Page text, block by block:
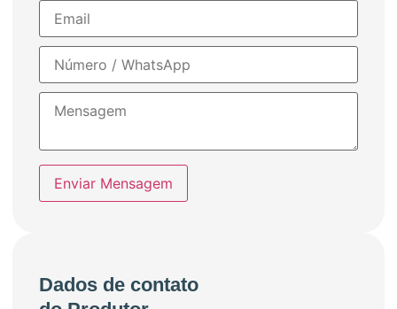
Enviar Mensagem
Dados de contato